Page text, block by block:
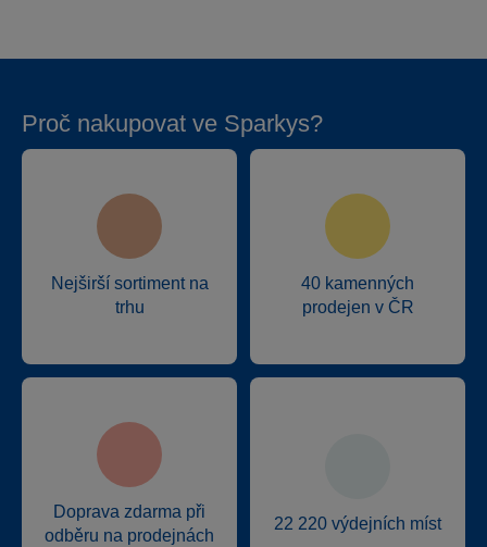
Proč nakupovat ve Sparkys?
Nejširší sortiment na
trhu
40 kamenných
prodejen v ČR
Doprava zdarma při
odběru na prodejnách
22 220 výdejních míst